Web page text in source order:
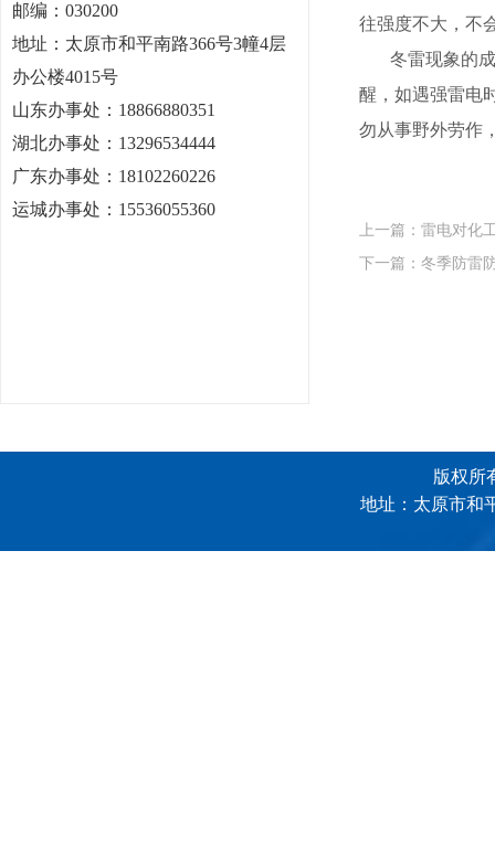
邮编：030200
地址： 太原市和平南路366号3幢4层
办公楼4015号
山东办事处：18866880351
湖北办事处：13296534444
广东办事处：18102260226
运城办事处：15536055360
往强度不大，不
冬雷现象的成
醒，如遇强雷电
勿从事野外劳作
上一篇： 雷电对化
下一篇： 冬季防雷
版权所
地址：太原市和